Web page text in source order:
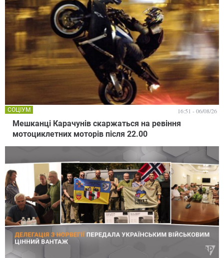
Мешканці Карачунів скаржаться на ревіння
мотоциклетних моторів після 22.00
СОЦІУМ 16:51 - 06/08/26